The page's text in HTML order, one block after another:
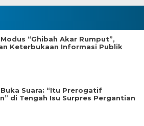
“Ghibah Akar Rumput”,
Keterbukaan Informasi Publik
Suara: “Itu Prerogatif
di Tengah Isu Surpres Pergantian